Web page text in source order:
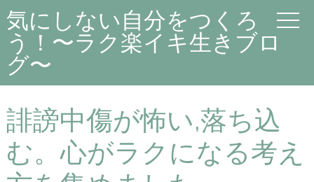
気にしない自分をつくろ
う！〜ラク楽イキ生きブロ
グ〜
誹謗中傷が怖い,落ち込
む。心がラクになる考え